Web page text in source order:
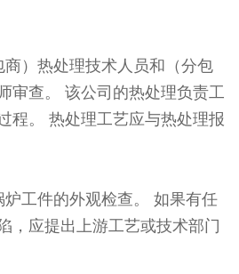
）热处理技术人员和（分包
审查。 该公司的热处理负责工
程。 热处理工艺应与热处理报
工件的外观检查。 如果有任
，应提出上游工艺或技术部门